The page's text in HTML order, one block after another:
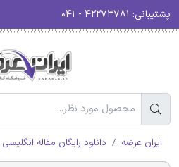
پشتیبانی:
ایران عرضه دانلود رایگان مقاله